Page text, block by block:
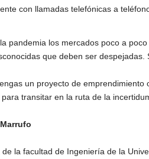
con llamadas telefónicas a
pandemia los mercados poco a
que deben ser
un proyecto de
transitar en la ruta de la
de la facultad de Ingeniería de la